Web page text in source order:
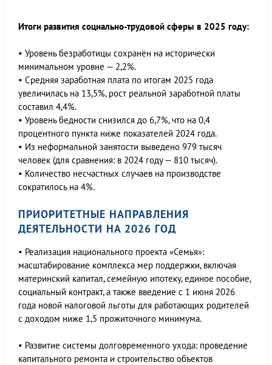
Итоги развития социально-трудовой сферы в 2025 году:
• Уровень безработицы сохранён на исторически
минимальном уровне — 2,2%.
• Средняя заработная плата по итогам 2025 года
увеличилась на 13,5%, рост реальной заработной платы
составил 4,4%.
• Уровень бедности снизился до 6,7%, что на 0,4
процентного пункта ниже показателей 2024 года.
• Из неформальной занятости выведено 979 тысяч
человек (для сравнения: в 2024 году — 810 тысяч).
• Количество несчастных случаев на производстве
сократилось на 4%.
ПРИОРИТЕТНЫЕ НАПРАВЛЕНИЯ
ДЕЯТЕЛЬНОСТИ НА 2026 ГОД
• Реализация национального проекта «Семья»:
масштабирование комплекса мер поддержки, включая
материнский капитал, семейную ипотеку, единое пособие,
социальный контракт, а также введение с 1 июня 2026
года новой налоговой льготы для работающих родителей
с доходом ниже 1,5 прожиточного минимума.
• Развитие системы долговременного ухода: проведение
капитального ремонта и строительство объектов